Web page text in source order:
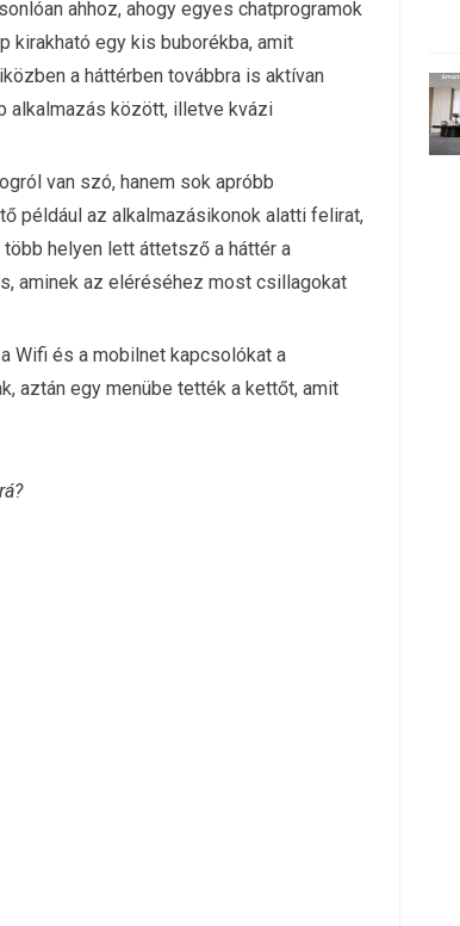
ahhoz, ahogy egyes chatprogramok
kirakható egy kis buborékba, amit
a háttérben továbbra is aktívan
alkalmazás között, illetve kvázi
van szó, hanem sok apróbb
például az alkalmazásikonok alatti felirat,
helyen lett áttetsző a háttér a
aminek az eléréséhez most csillagokat
Wifi és a mobilnet kapcsolókat a
aztán egy menübe tették a kettőt, amit